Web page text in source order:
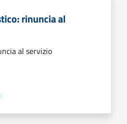
rinuncia al
al servizio